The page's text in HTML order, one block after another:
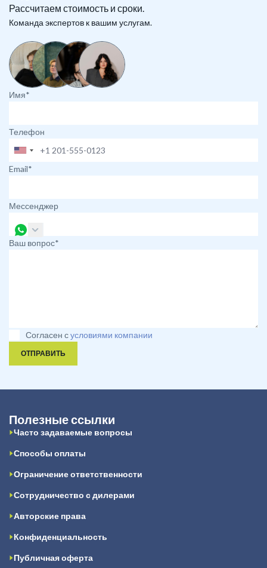
Рассчитаем стоимость и сроки.
Команда экспертов к вашим услугам.
Имя*
Телефон
Email*
Мессенджер
Ваш вопрос*
Согласен сусловиями компании
ОТПРАВИТЬ
Полезные ссылки
Часто задаваемые вопросы
Способы оплаты
Ограничение ответственности
Сотрудничество с дилерами
Авторские права
Конфиденциальность
Публичная оферта